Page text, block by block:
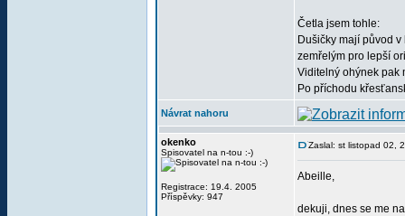
Četla jsem tohle:
Dušičky mají původ
zemřelým pro lepší
Viditelný ohýnek pak
Po příchodu
Návrat nahoru
okenko
Spisovatel na n-tou :-)
Registrace: 19.4. 2005
Příspěvky: 947
Zaslal: st listopad 02,
Abeille,
dekuji, dnes se me